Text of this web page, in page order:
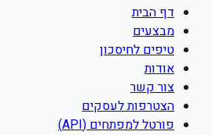
דף הבית
מבצעים
טיפים לחיסכון
אודות
צור קשר
הצטרפות לעסקים
פורטל למפתחים (API)